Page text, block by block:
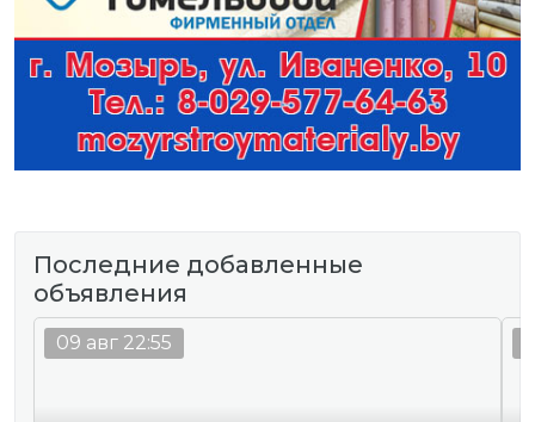
Последние добавленные
объявления
09 авг 22:55